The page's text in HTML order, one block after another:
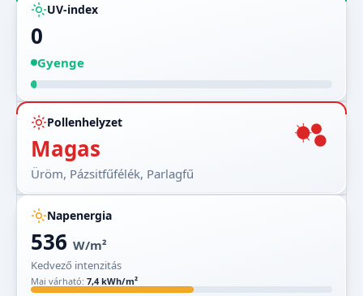
UV-index
0
Gyenge
Pollenhelyzet
Magas
Üröm, Pázsitfűfélék, Parlagfű
Napenergia
536 W/m²
Kedvező intenzitás
Mai várható: 7,4 kWh/m²